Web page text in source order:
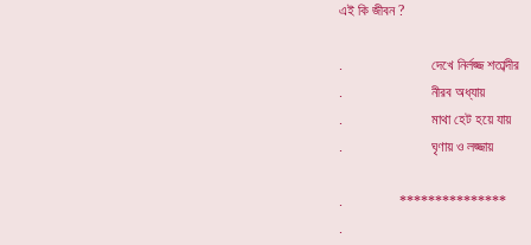
এই কি জীবন ?
. দেখে নির্লজ্জ শতাব্দীর
. নীরব অধ্যায়
. মাথা হেট হয়ে যায়
. ঘৃণায় ও লজ্জায়
. ***************